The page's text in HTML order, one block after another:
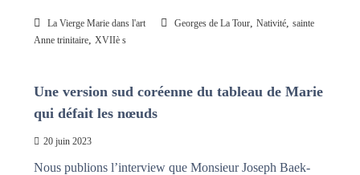
La Vierge Marie dans l'art Georges de La Tour, Nativité, sainte
Anne trinitaire, XVIIè s
Une version sud coréenne du tableau de Marie
qui défait les nœuds
20 juin 2023
Nous publions l’interview que Monsieur Joseph Baek-